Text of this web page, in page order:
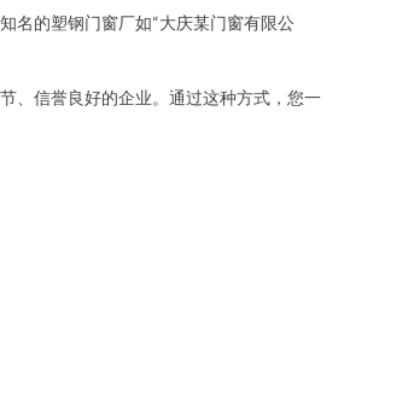
名的塑钢门窗厂如“大庆某门窗有限公
、信誉良好的企业。通过这种方式，您一